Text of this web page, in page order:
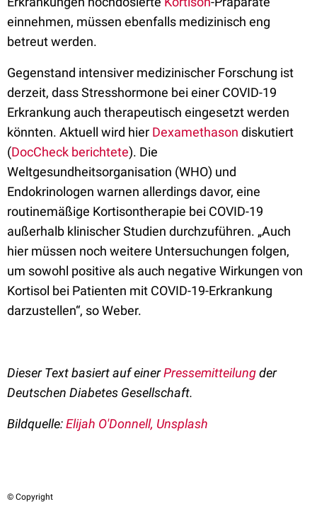
einnehmen, müssen ebenfalls medizinisch eng
betreut werden.
Gegenstand intensiver medizinischer Forschung ist
derzeit, dass Stresshormone bei einer COVID-19
Erkrankung auch therapeutisch eingesetzt werden
könnten. Aktuell wird hier Dexamethason diskutiert
(DocCheck berichtete). Die
Weltgesundheitsorganisation (WHO) und
Endokrinologen warnen allerdings davor, eine
routinemäßige Kortisontherapie bei COVID-19
außerhalb klinischer Studien durchzuführen. „Auch
hier müssen noch weitere Untersuchungen folgen,
um sowohl positive als auch negative Wirkungen von
Kortisol bei Patienten mit COVID-19-Erkrankung
darzustellen“, so Weber.
Dieser Text basiert auf einerPressemitteilungder
Deutschen Diabetes Gesellschaft.
Bildquelle:Elijah O'Donnell, Unsplash
© Copyright